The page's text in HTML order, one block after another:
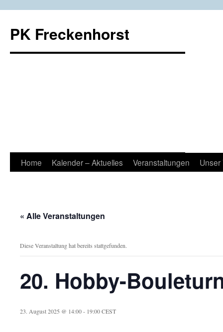
springen
PK Freckenhorst
Home Kalender – Aktuelles Veranstaltungen Unser
« Alle Veranstaltungen
Diese Veranstaltung hat bereits stattgefunden.
20. Hobby-
23. August 2025 @ 14:00- 19:00CEST